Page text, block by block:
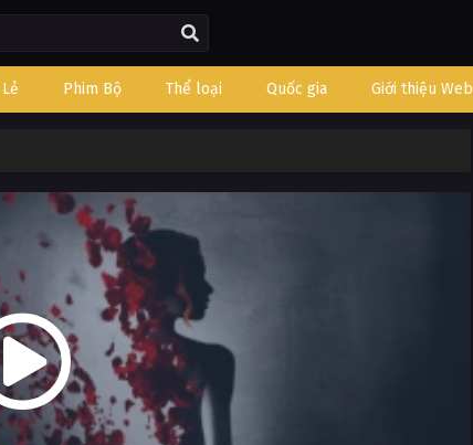
Phim Bộ Thể loại Quốc gia Giới thiệu Web